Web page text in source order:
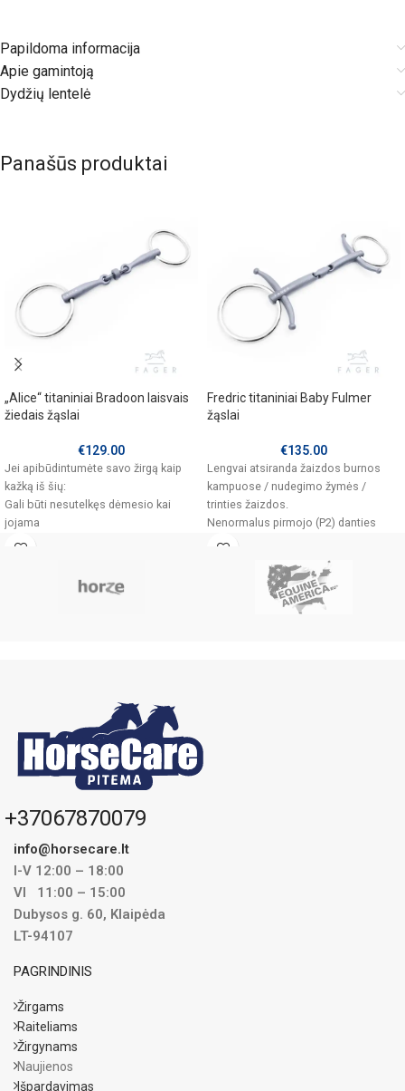
Papildoma informacija
Apie gamintoją
Dydžių lentelė
Panašūs produktai
„Alice“ titaniniai Bradoon laisvais
žiedais žąslai
€129.00
Jei apibūdintumėte savo žirgą kaip
kažką iš šių:
Gali būti nesutelkęs dėmesio kai
jojama
Lėta reakcija į tempimą
Jautrus bedančio krašto slėgiui
Varžyboms patvirtintas dizainas
Fredric titaniniai Baby Fulmer
žąslai
€135.00
Lengvai atsiranda žaizdos burnos
kampuose / nudegimo žymės /
trinties žaizdos.
Nenormalus pirmojo (P2) danties
nusidėvėjimas
Jums norisi ko nors lankstesnio nei
tiesiog tiesių žąslų.
Jautrus bedantis kraštas.
Varžyboms patvirtintas dizainas
+37067870079
info@horsecare.lt
I-V 12:00 – 18:00
VI 11:00 – 15:00
Dubysos g. 60, Klaipėda
LT-94107
PAGRINDINIS
Žirgams
Raiteliams
Žirgynams
Naujienos
Išpardavimas